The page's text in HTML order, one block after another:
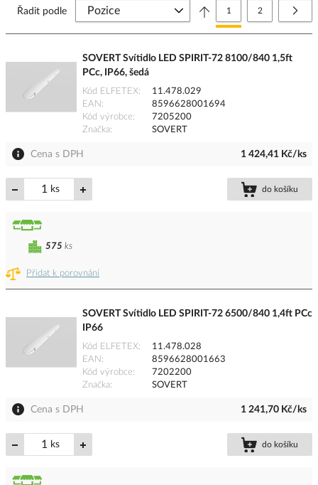
Stránka
Právě si prohlížíte
1 Stránka
2
Řadit podle
SOVERT Svítidlo LED SPIRIT-72 8100/840 1,5ft
PCc, IP66, šedá
Kód ELFETEX
11.478.029
EAN
8596628001694
Kód výrobce
7205200
Značka
SOVERT
Cena s DPH 1 424,41 Kč/ks
ks do košíku
Přidat k porovnání
575 ks
SOVERT Svítidlo LED SPIRIT-72 6500/840 1,4ft PCc
IP66
Kód ELFETEX
11.478.028
EAN
8596628001663
Kód výrobce
7202200
Značka
SOVERT
Cena s DPH 1 241,70 Kč/ks
ks do košíku